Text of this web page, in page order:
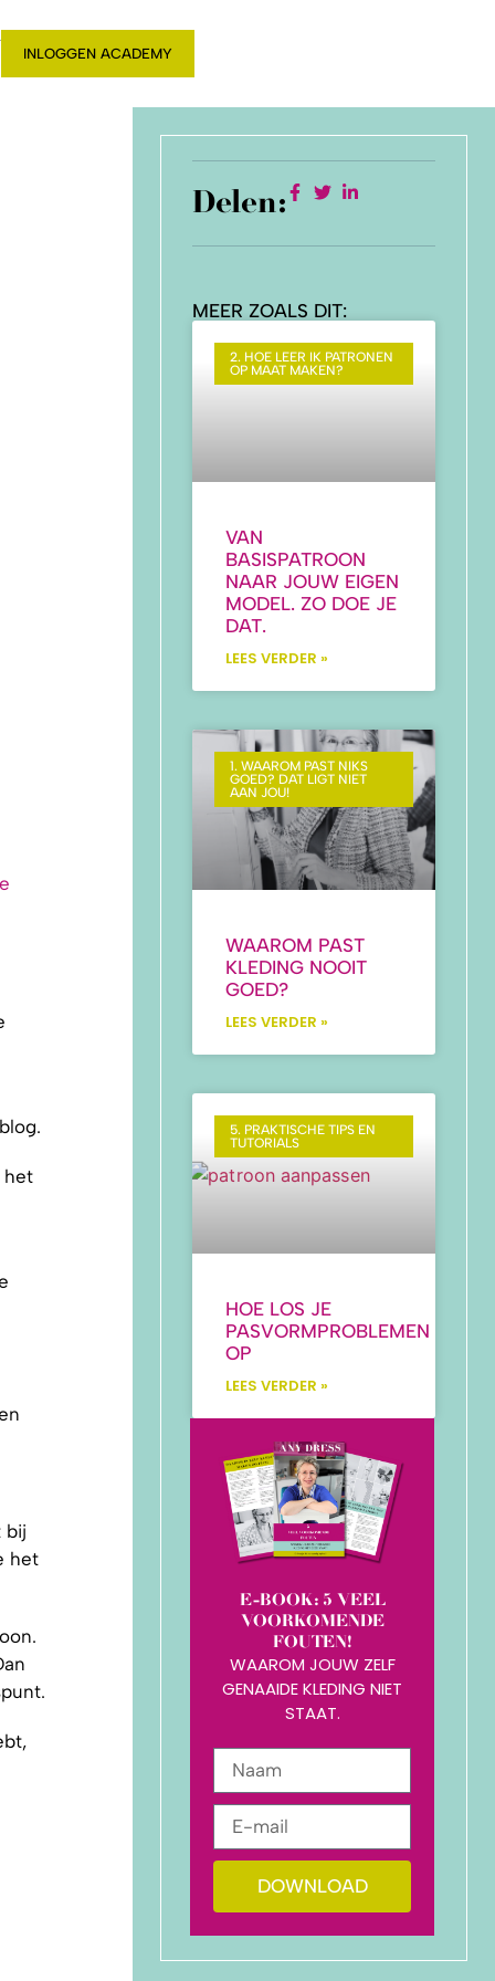
INLOGGEN ACADEMY
het
bij
het
Delen:
MEER ZOALS DIT:
2. HOE LEER IK PATRONEN
OP MAAT MAKEN?
VAN
BASISPATROON
NAAR JOUW EIGEN
MODEL. ZO DOE JE
DAT.
LEES VERDER »
1. WAAROM PAST NIKS
GOED? DAT LIGT NIET
AAN JOU!
WAAROM PAST
KLEDING NOOIT
GOED?
LEES VERDER »
5. PRAKTISCHE TIPS EN
TUTORIALS
HOE LOS JE
PASVORMPROBLEMEN
OP
LEES VERDER »
E-BOOK: 5 VEEL
VOORKOMENDE
FOUTEN!
WAAROM JOUW ZELF
GENAAIDE KLEDING NIET
STAAT.
DOWNLOAD